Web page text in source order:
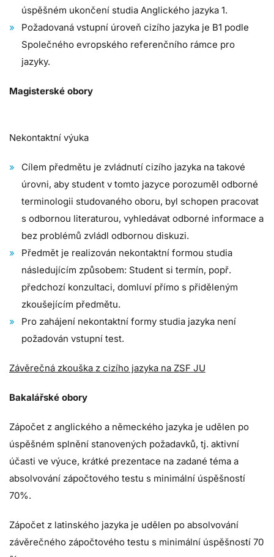
úspěšném ukončení studia Anglického jazyka 1.
Požadovaná vstupní úroveň cizího jazyka je B1 podle
Společného evropského referenčního rámce pro
jazyky.
Magisterské obory
Nekontaktní výuka
Cílem předmětu je zvládnutí cizího jazyka na takové
úrovni, aby student v tomto jazyce porozuměl odborné
terminologii studovaného oboru, byl schopen pracovat
s odbornou literaturou, vyhledávat odborné informace a
bez problémů zvládl odbornou diskuzi.
Předmět je realizován nekontaktní formou studia
následujícím způsobem: Student si termín, popř.
předchozí konzultaci, domluví přímo s přiděleným
zkoušejícím předmětu.
Pro zahájení nekontaktní formy studia jazyka není
požadován vstupní test.
Závěrečná zkouška z cizího jazyka na ZSF JU
Bakalářské obory
Zápočet z anglického a německého jazyka je udělen po
úspěšném splnění stanovených požadavků, tj. aktivní
účasti ve výuce, krátké prezentace na zadané téma a
absolvování zápočtového testu s minimální úspěšností
70%.
Zápočet z latinského jazyka je udělen po absolvování
závěrečného zápočtového testu s minimální úspěšností 70